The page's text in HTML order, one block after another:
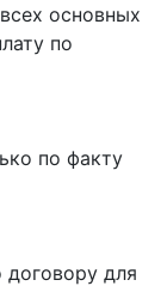
основных
по
по факту
для